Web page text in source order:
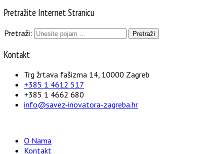
Pretražite Internet Stranicu
Pretraži:
Kontakt
Trg žrtava fašizma 14, 10000 Zagreb
+385 1 4612 517
+385 1 4662 680
info@savez-inovatora-zagreba.hr
O Nama
Kontakt